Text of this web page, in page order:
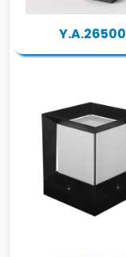
Y.A.26500